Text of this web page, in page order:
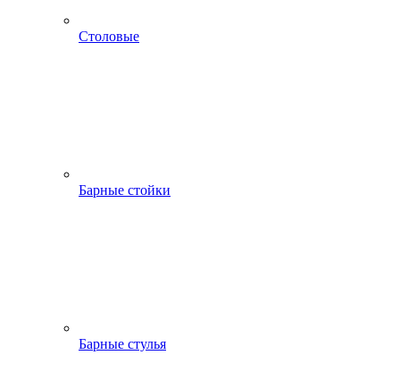
Столовые
Барные стойки
Барные стулья